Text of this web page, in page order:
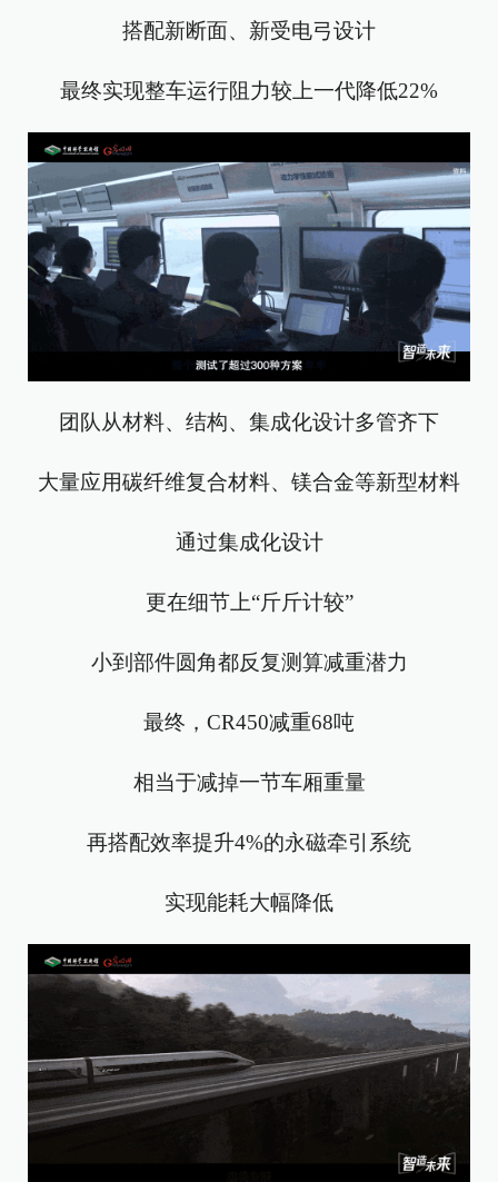
搭配新断面、新受电弓设计
最终实现整车运行阻力较上一代降低22%
团队从材料、结构、集成化设计多管齐下
大量应用碳纤维复合材料、镁合金等新型材料
通过集成化设计
更在细节上“斤斤计较”
小到部件圆角都反复测算减重潜力
最终，CR450减重68吨
相当于减掉一节车厢重量
再搭配效率提升4%的永磁牵引系统
实现能耗大幅降低